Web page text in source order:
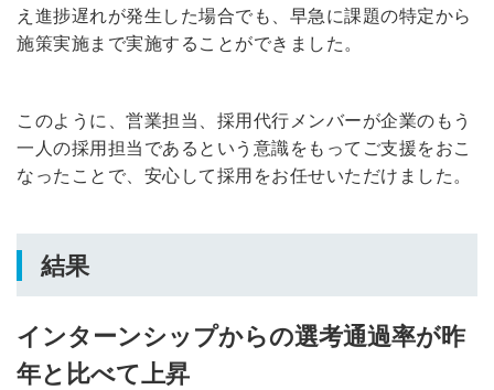
え進捗遅れが発生した場合でも、早急に課題の特定から
施策実施まで実施することができました。
このように、営業担当、採用代行メンバーが企業のもう
一人の採用担当であるという意識をもってご支援をおこ
なったことで、安心して採用をお任せいただけました。
結果
インターンシップからの選考通過率が昨
年と比べて上昇